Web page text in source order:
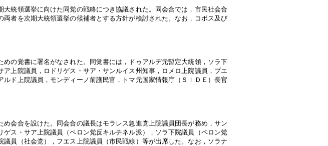
統領選挙に向けた同党の戦略につき協議された。同会合では，市民社会合
者を次期大統領選挙の候補者とする方針が検討された。なお，コボス及び
の覚書に署名がなされた。同覚書には，ドゥアルデ元暫定大統領，ソラ下
上院議員，ロドリゲス・サア・サンルイス州知事，ロメロ上院議員，プエ
ド上院議員，モンディーノ前護民官，トマ元国家情報庁（ＳＩＤＥ）長官
会合を設けた。同会合の議長はモラレス急進党上院議員団長が務め，サン
ス・サア上院議員（ペロン党反キルチネル派），ソラ下院議員（ペロン党
員（社会党），フエス上院議員（市民戦線）等が出席した。なお，ソラナ